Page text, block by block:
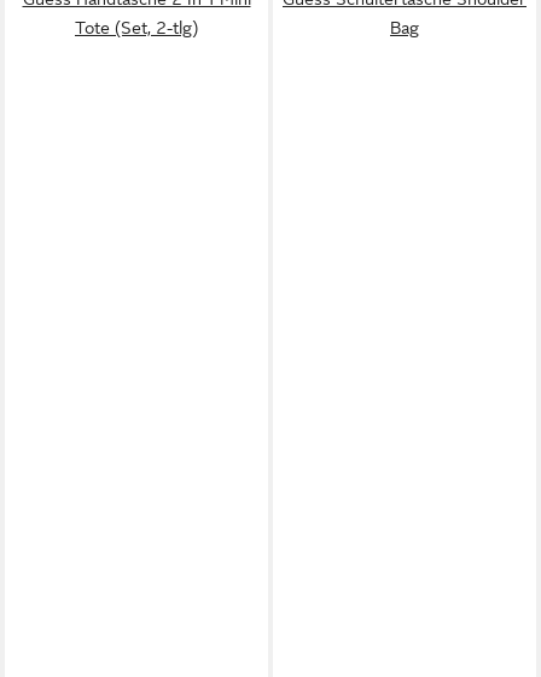
Tote (Set, 2-tlg)
Bag